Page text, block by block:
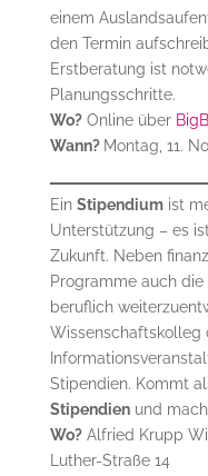
einem
den Termin
Erstberatung ist
Planungsschritte.
Wo?Online über
Wann? Montag, 11.
Ein Stipendiumist
Unterstützung – es
Zukunft. Neben
Programme auch
beruflich
Wissenschaftskolleg
Stipendien. Kommt
Stipendienund
Wo?Alfried Krupp
Luther-Straße 14